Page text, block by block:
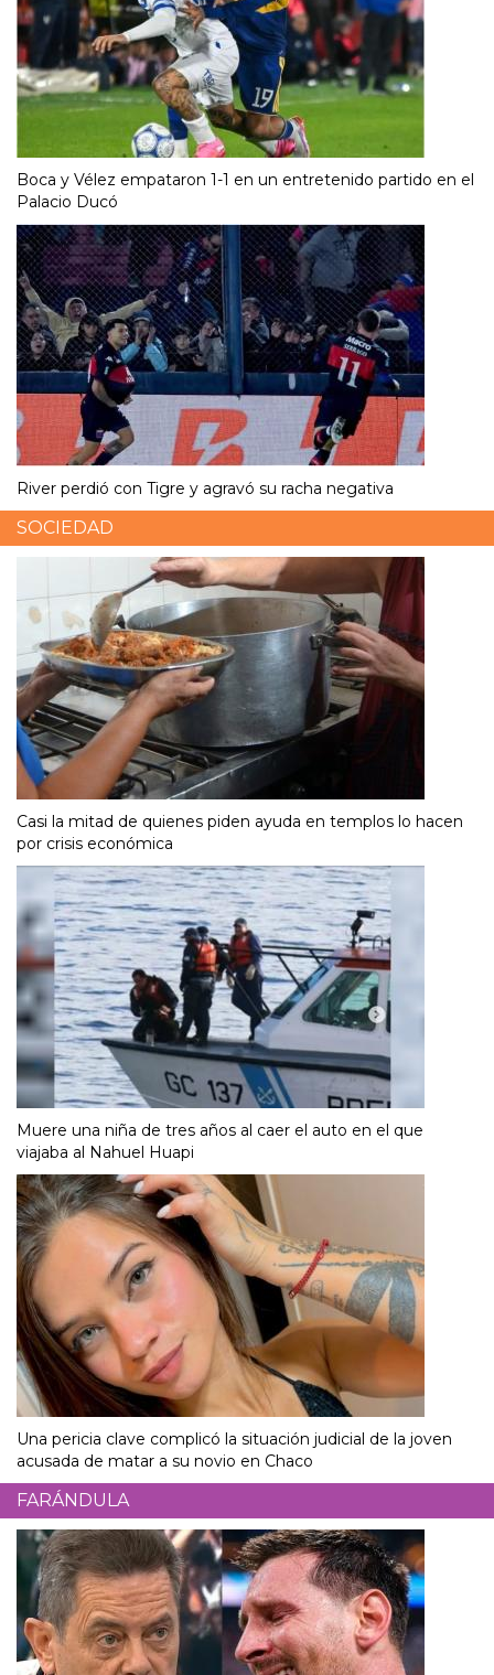
Boca y Vélez empataron 1-1 en un entretenido partido en el
Palacio Ducó
River perdió con Tigre y agravó su racha negativa
SOCIEDAD
Casi la mitad de quienes piden ayuda en templos lo hacen
por crisis económica
Muere una niña de tres años al caer el auto en el que
viajaba al Nahuel Huapi
Una pericia clave complicó la situación judicial de la joven
acusada de matar a su novio en Chaco
FARÁNDULA